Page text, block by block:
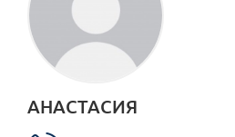
АНАСТАСИЯ